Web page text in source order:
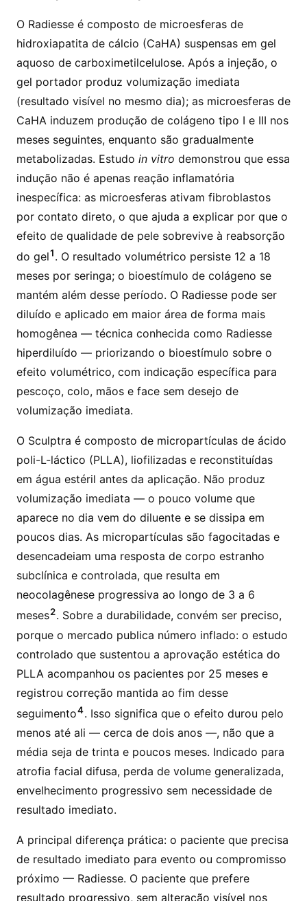
O Radiesse é composto de microesferas de
hidroxiapatita de cálcio (CaHA) suspensas em gel
aquoso de carboximetilcelulose. Após a injeção, o
gel portador produz volumização imediata
(resultado visível no mesmo dia); as microesferas de
CaHA induzem produção de colágeno tipo I e III nos
meses seguintes, enquanto são gradualmente
metabolizadas. Estudo in vitro demonstrou que essa
indução não é apenas reação inflamatória
inespecífica: as microesferas ativam fibroblastos
por contato direto, o que ajuda a explicar por que o
efeito de qualidade de pele sobrevive à reabsorção
do gel1. O resultado volumétrico persiste 12 a 18
meses por seringa; o bioestímulo de colágeno se
mantém além desse período. O Radiesse pode ser
diluído e aplicado em maior área de forma mais
homogênea — técnica conhecida como Radiesse
hiperdiluído — priorizando o bioestímulo sobre o
efeito volumétrico, com indicação específica para
pescoço, colo, mãos e face sem desejo de
volumização imediata.
O Sculptra é composto de micropartículas de ácido
poli-L-láctico (PLLA), liofilizadas e reconstituídas
em água estéril antes da aplicação. Não produz
volumização imediata — o pouco volume que
aparece no dia vem do diluente e se dissipa em
poucos dias. As micropartículas são fagocitadas e
desencadeiam uma resposta de corpo estranho
subclínica e controlada, que resulta em
neocolagênese progressiva ao longo de 3 a 6
meses2. Sobre a durabilidade, convém ser preciso,
porque o mercado publica número inflado: o estudo
controlado que sustentou a aprovação estética do
PLLA acompanhou os pacientes por 25 meses e
registrou correção mantida ao fim desse
seguimento4. Isso significa que o efeito durou pelo
menos até ali — cerca de dois anos —, não que a
média seja de trinta e poucos meses. Indicado para
atrofia facial difusa, perda de volume generalizada,
envelhecimento progressivo sem necessidade de
resultado imediato.
A principal diferença prática: o paciente que precisa
de resultado imediato para evento ou compromisso
próximo — Radiesse. O paciente que prefere
resultado progressivo, sem alteração visível nos